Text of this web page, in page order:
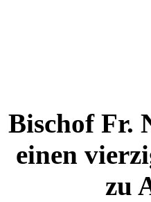
Bischof Fr.
einen
zu